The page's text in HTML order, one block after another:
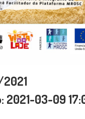
2021-03-09